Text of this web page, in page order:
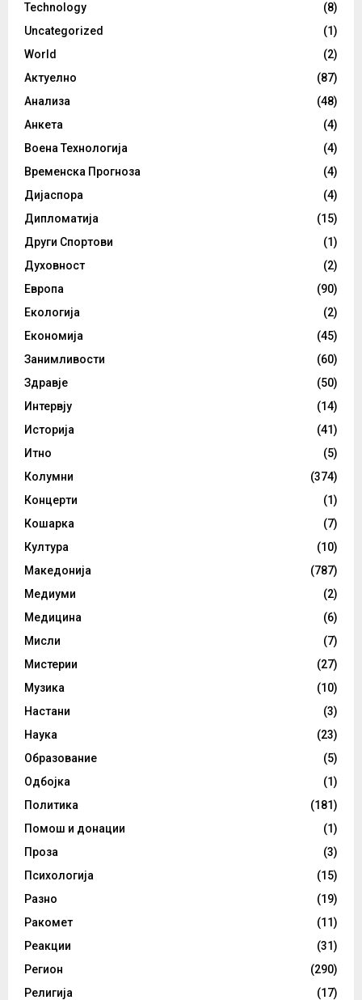
Technology
(8)
Uncategorized
(1)
World
(2)
Актуелно
(87)
Анализа
(48)
Анкета
(4)
Воена Технологија
(4)
Временска Прогноза
(4)
Дијаспора
(4)
Дипломатија
(15)
Други Спортови
(1)
Духовност
(2)
Европа
(90)
Екологија
(2)
Економија
(45)
Занимливости
(60)
Здравје
(50)
Интервју
(14)
Историја
(41)
Итно
(5)
Колумни
(374)
Концерти
(1)
Кошарка
(7)
Култура
(10)
Македонија
(787)
Медиуми
(2)
Медицина
(6)
Мисли
(7)
Мистерии
(27)
Музика
(10)
Настани
(3)
Наука
(23)
Образование
(5)
Одбојка
(1)
Политика
(181)
Помош и донации
(1)
Проза
(3)
Психологија
(15)
Разно
(19)
Ракомет
(11)
Реакции
(31)
Регион
(290)
Религија
(17)